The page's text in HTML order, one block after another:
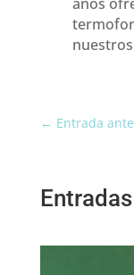
nuestros
← Entrada